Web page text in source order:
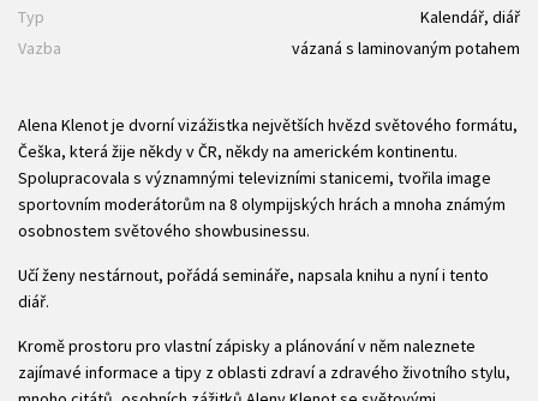
Typ
Kalendář, diář
Vazba
vázaná s laminovaným potahem
Alena Klenot je dvorní vizážistka největších hvězd světového formátu,
Češka, která žije někdy v ČR, někdy na americkém kontinentu.
Spolupracovala s významnými televizními stanicemi, tvořila image
sportovním moderátorům na 8 olympijských hrách a mnoha známým
osobnostem světového showbusinessu.
Učí ženy nestárnout, pořádá semináře, napsala knihu a nyní i tento
diář.
Kromě prostoru pro vlastní zápisky a plánování v něm naleznete
zajímavé informace a tipy z oblasti zdraví a zdravého životního stylu,